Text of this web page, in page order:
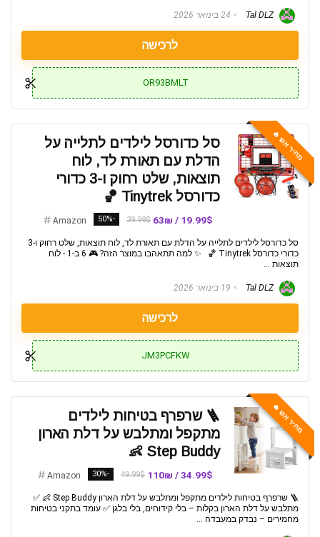
Tal DLZ 24 בינואר 2026
לרכישה
OR93BMLT
מחיר אש 🔥
סל כדורסל לילדים לתלייה על
הדלת עם תאורת לד, לוח
תוצאות, שלט רחוק ו-3 כדורי
כדורסל Tinytrek 🏀
19.99$ / 63₪
39.99$
-50%
Amazon
סל כדורסל לילדים לתלייה על הדלת עם תאורת לד, לוח תוצאות, שלט רחוק ו-3
כדורי כדורסל Tinytrek 🏀 ✨ למה תתאהבו במוצר הזה? 🎮 6 ב-1 - לוח
תוצאות ...
Tal DLZ 19 בינואר 2026
לרכישה
JM3PCFKW
מחיר אש 🔥
🪜 שרפרף בטיחות לילדים
מתקפל ומתלבש על דלת הארון
Step Buddy 👶
34.99$ / 110₪
49.99$
-30%
Amazon
🪜 שרפרף בטיחות לילדים מתקפל ומתלבש על דלת הארון Step Buddy 👶 ✅
מתלבש על דלת הארון בקלות – בלי קידוחים, בלי בלגן ✅ עומד בתקני בטיחות
מחמירים – נבדק במעבדה ...